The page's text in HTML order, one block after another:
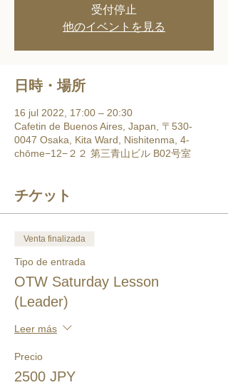
受付停止
他のイベントを見る
日時・場所
16 jul 2022, 17:00 – 20:30
Cafetin de Buenos Aires, Japan, 〒530-
0047 Osaka, Kita Ward, Nishitenma, 4-
chōme−12−２２ 第三青山ビル B02号室
チケット
Venta finalizada
Tipo de entrada
OTW Saturday Lesson
(Leader)
Leer más
Precio
2500 JPY